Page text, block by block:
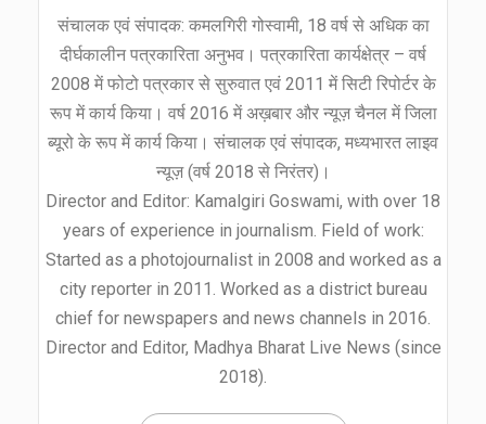
संचालक एवं संपादक: कमलगिरी गोस्वामी, 18 वर्ष से अधिक का
दीर्घकालीन पत्रकारिता अनुभव। पत्रकारिता कार्यक्षेत्र – वर्ष
2008 में फोटो पत्रकार से सुरुवात एवं 2011 में सिटी रिपोर्टर के
रूप में कार्य किया। वर्ष 2016 में अख़बार और न्यूज़ चैनल में जिला
ब्यूरो के रूप में कार्य किया। संचालक एवं संपादक, मध्यभारत लाइव
न्यूज़ (वर्ष 2018 से निरंतर)।
Director and Editor: Kamalgiri Goswami, with over 18
years of experience in journalism. Field of work:
Started as a photojournalist in 2008 and worked as a
city reporter in 2011. Worked as a district bureau
chief for newspapers and news channels in 2016.
Director and Editor, Madhya Bharat Live News (since
2018).